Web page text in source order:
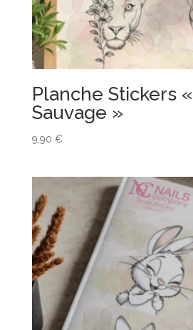
Planche Stickers
Sauvage »
9,90 €